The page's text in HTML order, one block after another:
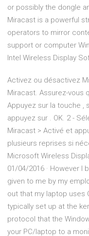
or possibly the dongle
Miracast is a powerful
operators to mirror
support or computer
Intel Wireless Display
Activez ou désactivez
Miracast. Assurez-vous
Appuyez sur la touche ,
appuyez sur . OK. 2 -
Miracast > Activé et
plusieurs reprises si
Microsoft Wireless
01/04/2016 · However I
given to me by my
out that my laptop uses
typically set up at the
protocol that the
your PC/laptop to a